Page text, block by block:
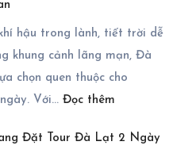
hậu trong lành, tiết trời dễ
khung cảnh lãng mạn, Đà
chọn quen thuộc cho
Với… Đọc thêm
Ý
Đặt Tour Đà Lạt 2 Ngày